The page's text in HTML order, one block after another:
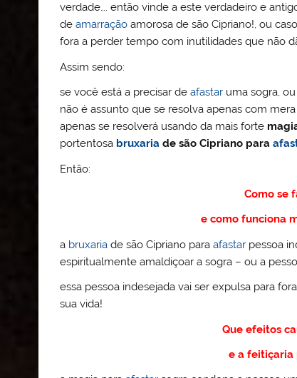
verdade…. então vinde a este verdadeiro e
deamarração amorosa de são Cipriano!, ou
fora a perder tempo com inutilidades que não
Assim sendo:
se você está a precisar deafastar uma sogra,
não é assunto que se resolva apenas com
apenas se resolverá usando da mais forte
portentosa bruxaria de são Cipriano para
Então:
Como se
e como funciona
a bruxaria de são Cipriano paraafastar pessoa
espiritualmente amaldiçoar a sogra – ou a
essa pessoa indesejada vai ser expulsa para
sua vida!
Que efeitos
e a